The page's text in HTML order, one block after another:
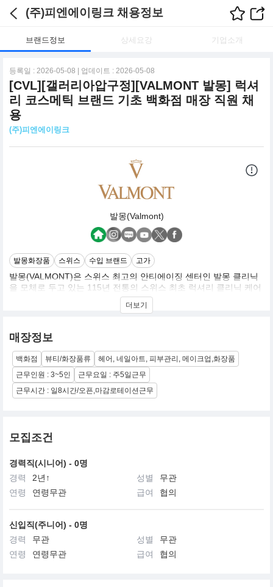
(주)피엔에이링크 채용정보
브랜드정보 상세요강 기업소개
등록일 : 2026-05-08 | 업데이트 : 2026-05-08
[CVL][갤러리아압구정][VALMONT 발몽] 럭셔
리 코스메틱 브랜드 기초 백화점 매장 직원 채
용
(주)피엔에이링크
발몽(Valmont)
발몽화장품 스위스 수입 브랜드 고가
발몽(VALMONT)은 스위스 최고의 안티에이징 센터인 발몽 클리닉
을 모체로 두고 있는 115년 전통의 스위스 최초 럭셔리 클리닉 케어
발몽은 30년이 넘도록 끊임없이 인간의 안티에이징에 도움을 주고
몽은 스위스의 풍부한 천연 자원과 셀룰라코스메틱의 최신 기술로
즉각적이고 지속적인 안티에이징 제품들을 개발하고 있습니다. 발
몽 그룹의 최고 전문가들은 인간의 아름다움을 극대화하기 위한 특
별한 제품 개발에 힘쓰고 있습니다.
더보기
매장정보
백화점 뷰티/화장품류
헤어, 네일아트, 피부관리, 메이크업,화장품
근무인원 : 3~5인
근무요일 : 주5일근무
근무시간 : 일8시간/오픈,마감로테이션근무
모집조건
경력직(시니어) - 0명
경력
2년↑ 성별
무관
연령
연령무관 급여 협의
신입직(주니어) - 0명
경력
무관 성별
무관
연령
연령무관 급여 협의